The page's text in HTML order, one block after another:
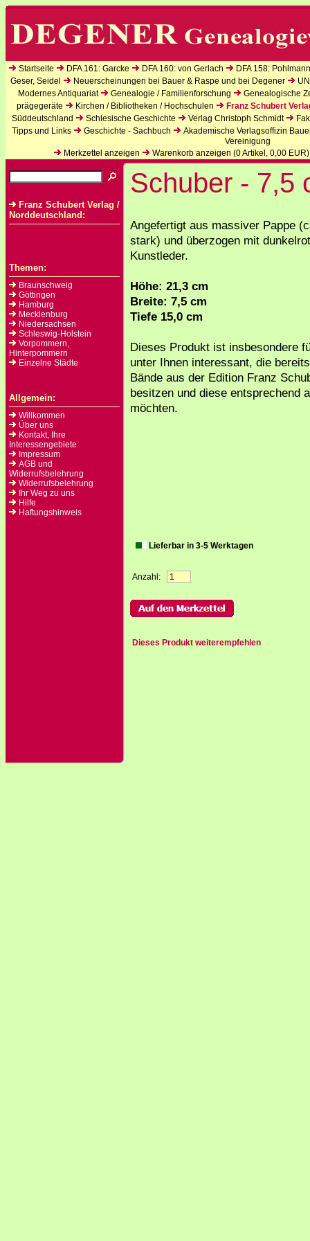
Startseite DFA 161: Garcke DFA 160: von Gerlach
DFA 158:
Geser, Seidel
Neuerscheinungen bei Bauer & Raspe und bei Degener
Modernes Antiquariat
Genealogie / Familienforschung
Genealogische
prägegeräte
Kirchen / Bibliotheken / Hochschulen
Franz Schubert
Süddeutschland
Schlesische Geschichte Verlag Christoph Schmidt
Tipps und Links
Geschichte - Sachbuch
Akademische Verlagsoffizin
Vereinigung
Merkzettel anzeigen
Warenkorb anzeigen (0Artikel, 0,00 EUR)
Franz Schubert Verlag /
Norddeutschland:
Themen:
Braunschweig
Göttingen
Hamburg
Mecklenburg
Niedersachsen
Schleswig-Holstein
Vorpommern,
Hinterpommern
Einzelne Städte
Allgemein:
Willkommen
Über uns
Kontakt, Ihre
Interessengebiete
Impressum
AGB und
Widerrufsbelehrung
Widerrufsbelehrung
Ihr Weg zu uns
Hilfe
Haftungshinweis
Schuber - 7,5
Angefertigt aus massiver Pappe
stark) und überzogen mit
Kunstleder.
Höhe: 21,3 cm
Breite: 7,5 cm
Tiefe 15,0 cm
Dieses Produkt ist insbesondere
unter Ihnen interessant, die
Bände aus der Edition Franz
besitzen und diese entsprechend
möchten.
Lieferbar in 3-5 Werktagen
Anzahl:
Dieses Produkt weiterempfehlen